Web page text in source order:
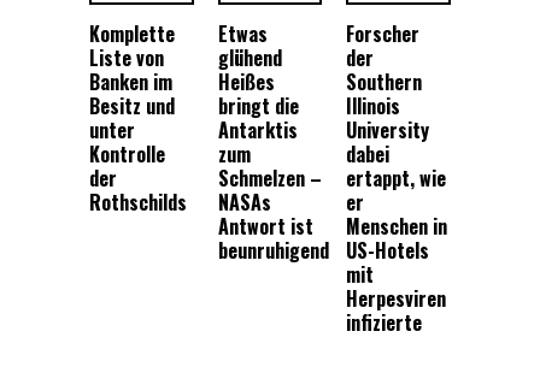
Komplette
Liste von
Banken im
Besitz und
unter
Kontrolle
der
Rothschilds
Etwas
glühend
Heißes
bringt die
Antarktis
zum
Schmelzen –
NASAs
Antwort ist
beunruhigend
Forscher
der
Southern
Illinois
University
dabei
ertappt, wie
er
Menschen in
US-Hotels
mit
Herpesviren
infizierte